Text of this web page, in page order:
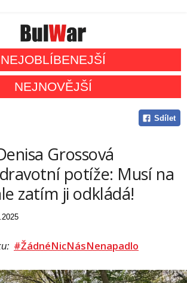
NEJOBLÍBENEJŠÍ
NEJNOVĚJŠÍ
Sdílet
Grossová
potíže: Musí na
zatím ji odkládá!
#ŽádnéNicNásNenapadlo